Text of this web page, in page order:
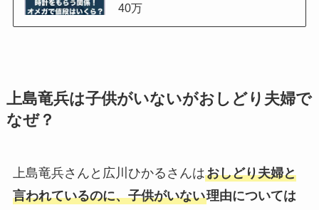
40万
上島竜兵は子供がいないがおしどり夫婦で
なぜ？
上島竜兵さんと広川ひかるさんはおしどり夫婦と
言われているのに、子供がいない理由については